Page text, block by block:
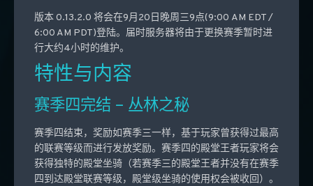
版本 0.13.2.0 将会在9月20日晚周三9点(9:00 AM EDT /
6:00 AM PDT)登陆。届时服务器将由于更换赛季暂时进
行大约4小时的维护。
特性与内容
赛季四完结 – 丛林之秘
赛季四结束，奖励如赛季三一样，基于玩家曾获得过最高
的联赛等级而进行发放奖励。赛季四的殿堂王者玩家将会
获得独特的殿堂坐骑（若赛季三的殿堂王者并没有在赛季
四到达殿堂联赛等级，殿堂级坐骑的使用权会被收回）。